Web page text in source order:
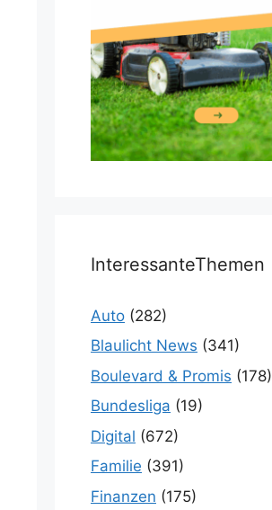
InteressanteThemen
Auto (282)
Blaulicht News (341)
Boulevard & Promis (178)
Bundesliga (19)
Digital (672)
Familie (391)
Finanzen (175)